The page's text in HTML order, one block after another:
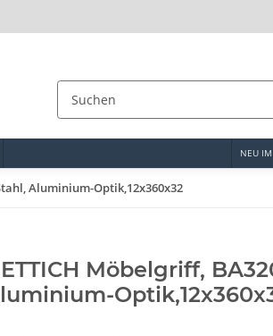
NEU
Aluminium-Optik,12x360x32
Möbelgriff,